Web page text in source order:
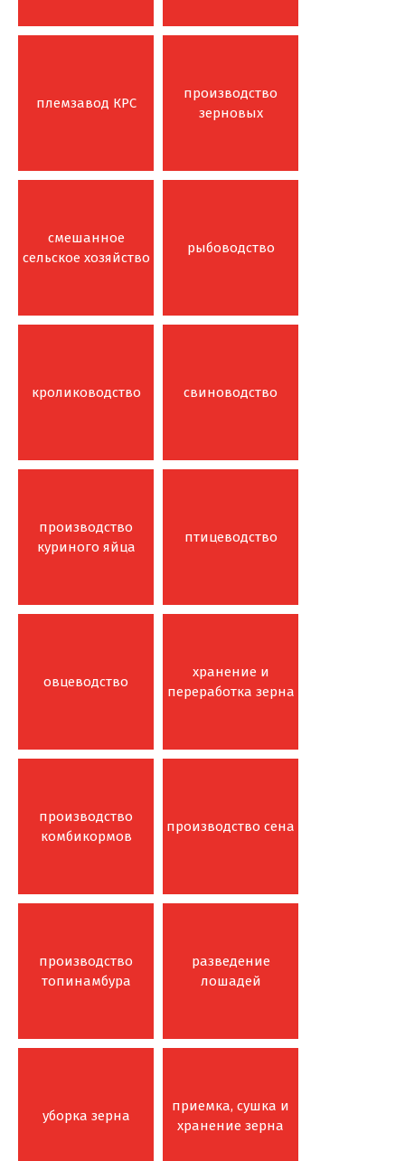
племзавод КРС
производство
зерновых
смешанное
сельское хозяйство
рыбоводство
кролиководство свиноводство
производство
куриного яйца
птицеводство
овцеводство
хранение и
переработка зерна
производство
комбикормов
производство сена
производство
топинамбура
разведение
лошадей
уборка зерна
приемка, сушка и
хранение зерна